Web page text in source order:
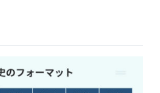
成された時期を特定する